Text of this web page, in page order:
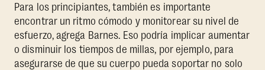
Para los principiantes, también es importante
encontrar un ritmo cómodo y monitorear su nivel de
esfuerzo, agrega Barnes. Eso podría implicar aumentar
o disminuir los tiempos de millas, por ejemplo, para
asegurarse de que su cuerpo pueda soportar no solo